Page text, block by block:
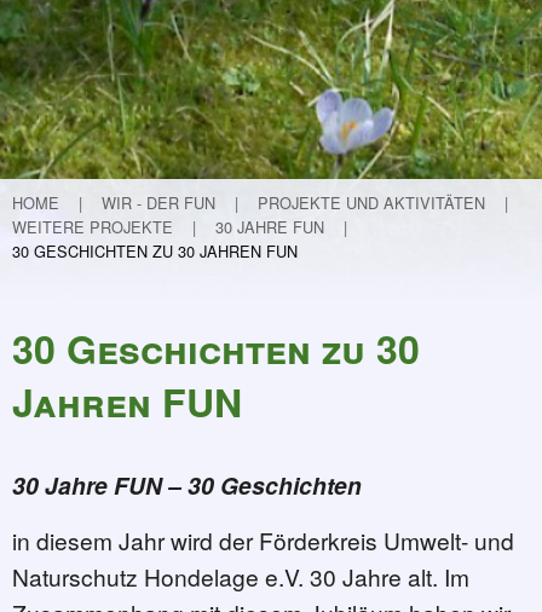
GAK-Projekte
Nistkästen
Teichvertiefung
Weitere Projekte
Lebendige Schunter
Etablierung eines Nationalparks in Guinea
Flurneuordnung in Hondelage
Programm und Infos
32 - Mit Krokussen (ver)-spekuliert …
30 - Der Garten – meine Aufgabe
29 - Die Macht der Inspiration oder
28 - Ein Verhängnisvoller Anruf
27 - Von der Mergelkuhle zum FUN
HOME WIR - DER FUN
PROJEKTE UND AKTIVITÄTEN
WEITERE PROJEKTE
30 JAHRE FUN
30 GESCHICHTEN ZU 30 JAHREN FUN
30 Geschichten zu 30
Jahren FUN
30 Jahre FUN – 30 Geschichten
in diesem Jahr wird der Förderkreis Umwelt- und
Naturschutz Hondelage e.V. 30 Jahre alt. Im